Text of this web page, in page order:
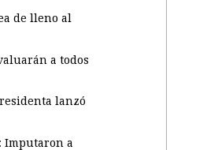
de lleno al
a todos
lanzó
Imputaron a